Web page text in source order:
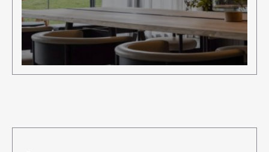
Pen Membership
Magazine
Official Columnist
About
Contact